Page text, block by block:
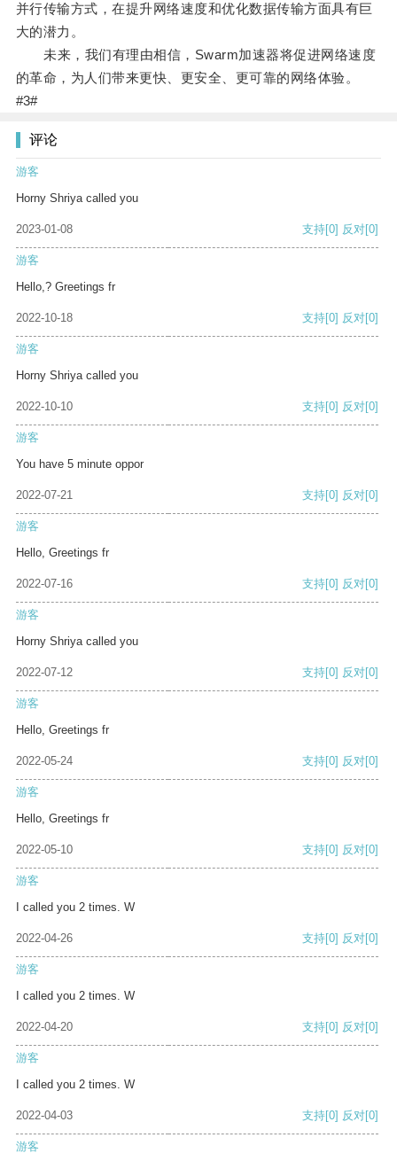
并行传输方式，在提升网络速度和优化数据传输方面具有巨
大的潜力。
未来，我们有理由相信，Swarm加速器将促进网络速度
的革命，为人们带来更快、更安全、更可靠的网络体验。
#3#
评论
游客
Horny Shriya called you
2023-01-08 支持[0] 反对[0]
游客
Hello,? Greetings fr
2022-10-18 支持[0] 反对[0]
游客
Horny Shriya called you
2022-10-10 支持[0] 反对[0]
游客
You have 5 minute oppor
2022-07-21 支持[0] 反对[0]
游客
Hello, Greetings fr
2022-07-16 支持[0] 反对[0]
游客
Horny Shriya called you
2022-07-12 支持[0] 反对[0]
游客
Hello, Greetings fr
2022-05-24 支持[0] 反对[0]
游客
Hello, Greetings fr
2022-05-10 支持[0] 反对[0]
游客
I called you 2 times. W
2022-04-26 支持[0] 反对[0]
游客
I called you 2 times. W
2022-04-20 支持[0] 反对[0]
游客
I called you 2 times. W
2022-04-03 支持[0] 反对[0]
游客